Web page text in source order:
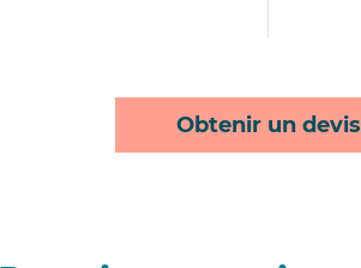
Obtenir un devis